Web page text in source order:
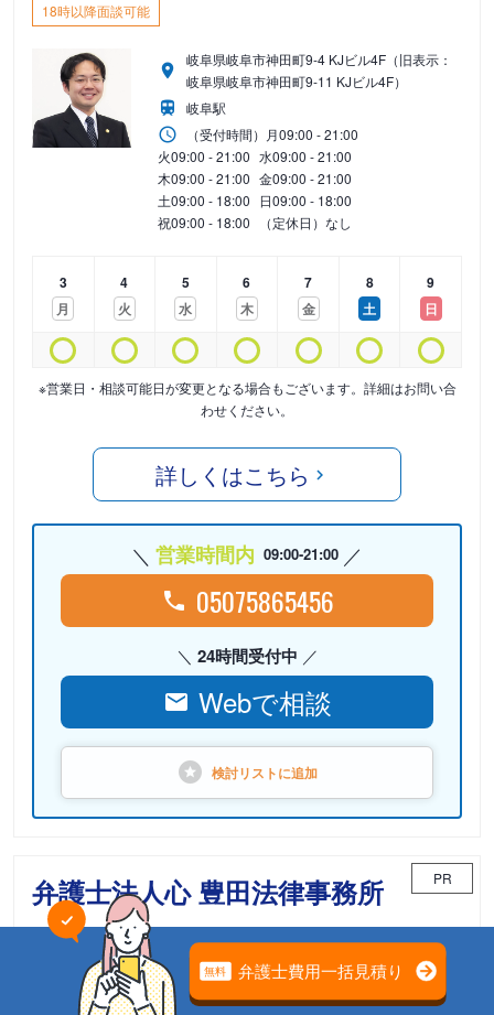
18時以降面談可能
岐阜県岐阜市神田町9-4 KJビル4F（旧表示：
岐阜県岐阜市神田町9-11 KJビル4F）
岐阜駅
（受付時間） 月09:00 - 21:00
火09:00 - 21:00 水09:00 - 21:00
木09:00 - 21:00 金09:00 - 21:00
土09:00 - 18:00 日09:00 - 18:00
祝09:00 - 18:00 （定休日）なし
3
月
4
火
5
水
6
木
7
金
8
土
9
日
※営業日・相談可能日が変更となる場合もございます。詳細はお問い合
わせください。
詳しくはこちら
営業時間内 09:00-21:00
05075865456
24時間受付中
Webで相談
検討リストに追加
弁護士法人心 豊田法律事務所 PR
相続案件のための「相続チーム」が担当
電話相談可能 初回面談無料